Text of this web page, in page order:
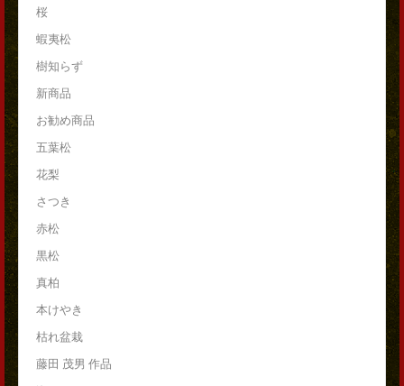
桜
蝦夷松
樹知らず
新商品
お勧め商品
五葉松
花梨
さつき
赤松
黒松
真柏
本けやき
枯れ盆栽
藤田 茂男 作品